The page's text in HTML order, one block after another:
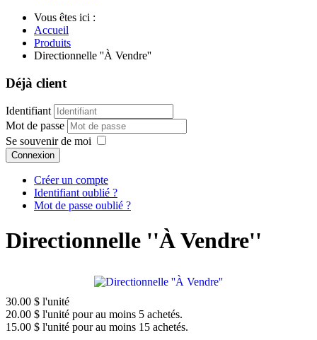
Vous êtes ici :
Accueil
Produits
Directionnelle ''À Vendre''
Déjà client
Identifiant
Mot de passe
Se souvenir de moi
Connexion
Créer un compte
Identifiant oublié ?
Mot de passe oublié ?
Directionnelle ''À Vendre''
30.00 $ l'unité
20.00 $ l'unité pour au moins 5 achetés.
15.00 $ l'unité pour au moins 15 achetés.